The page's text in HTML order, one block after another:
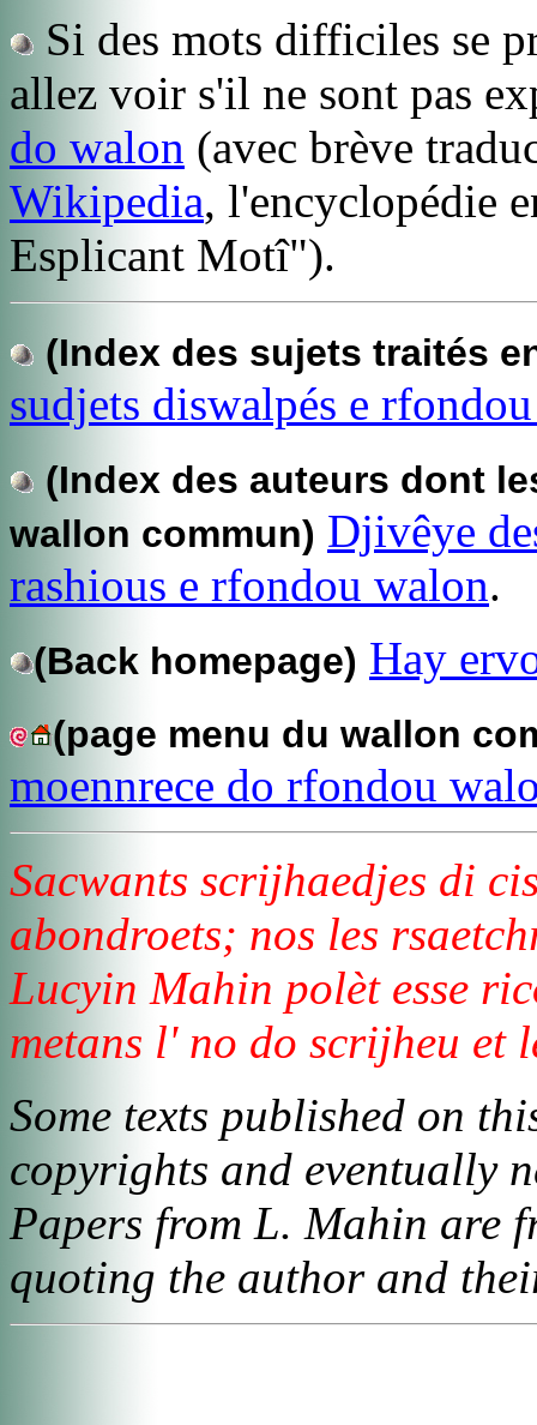
Si des mots difficiles se
allez voir s'il ne sont pas
do walon (avec brève
Wikipedia, l'encyclopédie
Esplicant Motî").
(Index des sujets traités
sudjets diswalpés e
(Index des auteurs dont
wallon commun) Djivêye
rashious e rfondou walon.
(Back homepage) Hay
(page menu du wallon
moennrece do rfondou
Sacwants scrijhaedjes di
abondroets; nos les
Lucyin Mahin polèt esse
metans l' no do scrijheu et
Some texts published on
copyrights and eventually
Papers from L. Mahin are
quoting the author and